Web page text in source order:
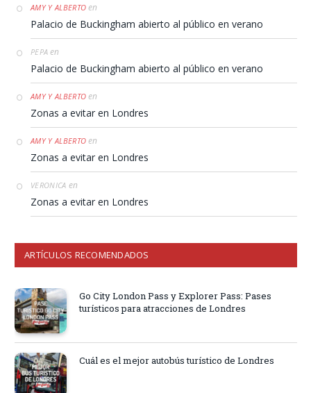
AMY Y ALBERTO en
Palacio de Buckingham abierto al público en verano
PEPA en
Palacio de Buckingham abierto al público en verano
AMY Y ALBERTO en
Zonas a evitar en Londres
AMY Y ALBERTO en
Zonas a evitar en Londres
VERONICA en
Zonas a evitar en Londres
ARTÍCULOS RECOMENDADOS
Go City London Pass y Explorer Pass: Pases
turísticos para atracciones de Londres
Cuál es el mejor autobús turístico de Londres